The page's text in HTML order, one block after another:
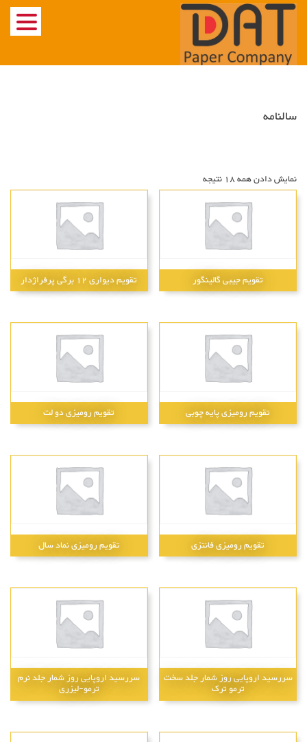
Skip
سالنامه
نمایش دادن همه 18 نتیجه
تقویم جیبی گالینگور تقویم دیواری 12 برگی پرفراژدار
تقویم رومیزی پایه چوبی تقویم رومیزی دو لت
تقویم رومیزی فانتزی تقویم رومیزی نماد سال
سررسید اروپایی روز شمار جلد سخت
ترمو ترک
سررسید اروپایی روز شمار جلد نرم
ترمو-لیزری